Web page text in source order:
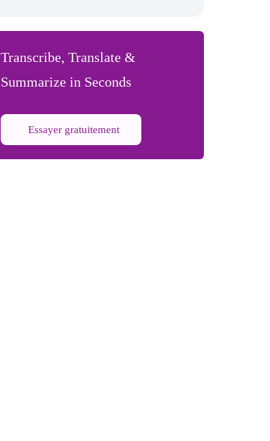
Transcribe, Translate &
Summarize in Seconds
Essayer gratuitement